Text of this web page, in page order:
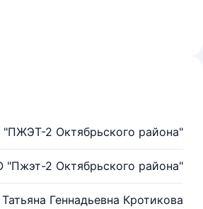
"ПЖЭТ-2 Октябрьского района"
"Пжэт-2 Октябрьского района"
Татьяна Геннадьевна Кротикова